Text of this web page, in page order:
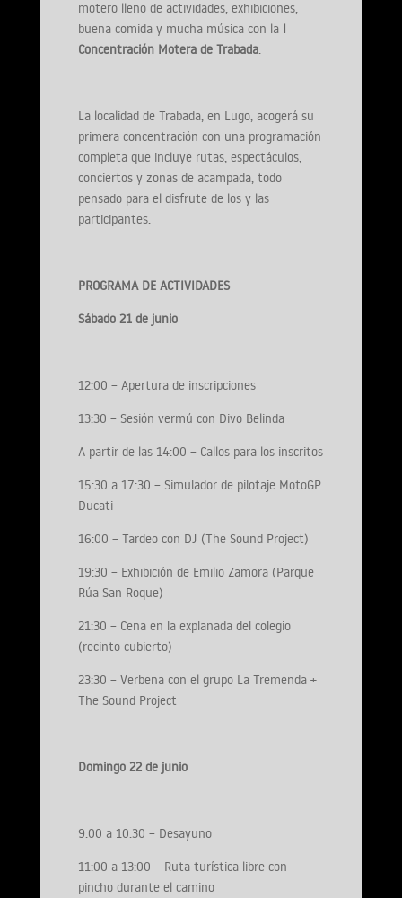
motero lleno de actividades, exhibiciones,
buena comida y mucha música con la I
Concentración Motera de Trabada.
La localidad de Trabada, en Lugo, acogerá su
primera concentración con una programación
completa que incluye rutas, espectáculos,
conciertos y zonas de acampada, todo
pensado para el disfrute de los y las
participantes.
PROGRAMA DE ACTIVIDADES
Sábado 21 de junio
12:00 – Apertura de inscripciones
13:30 – Sesión vermú con Divo Belinda
A partir de las 14:00 – Callos para los inscritos
15:30 a 17:30 – Simulador de pilotaje MotoGP
Ducati
16:00 – Tardeo con DJ (The Sound Project)
19:30 – Exhibición de Emilio Zamora (Parque
Rúa San Roque)
21:30 – Cena en la explanada del colegio
(recinto cubierto)
23:30 – Verbena con el grupo La Tremenda +
The Sound Project
Domingo 22 de junio
9:00 a 10:30 – Desayuno
11:00 a 13:00 – Ruta turística libre con
pincho durante el camino